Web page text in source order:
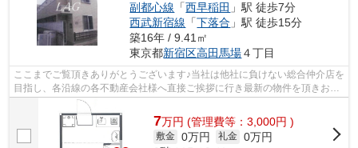
副都心線 「西早稲田 」駅 徒歩7分
西武新宿線 「下落合 」駅 徒歩15分
築16年 / 9.41㎡
東京都新宿区高田馬場４丁目
ここまでご覧頂きありがとうございます♪当社は他社に負けない総合仲介店を
目指し、各沿線の各不動産会社様へ直接ご挨拶に行き最新の物件を頂きお客
様へ提供しております！最新の情報は...
7万円 (管理費等：3,000円 )
敷金 0万円 礼金 0万円